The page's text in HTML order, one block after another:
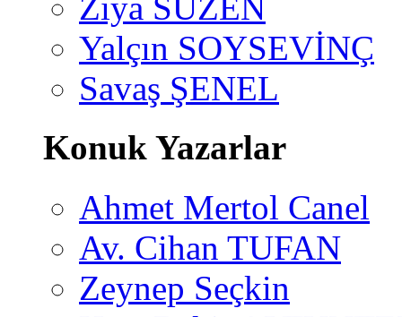
Ziya SÜZEN
Yalçın SOYSEVİNÇ
Savaş ŞENEL
Konuk Yazarlar
Ahmet Mertol Canel
Av. Cihan TUFAN
Zeynep Seçkin